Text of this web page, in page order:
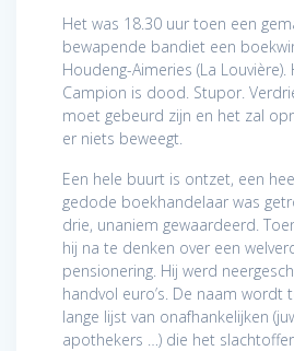
Het was 18.30 uur toen een
bewapende bandiet een
Houdeng-Aimeries (La
Campion is dood. Stupor.
moet gebeurd zijn en het zal
er niets beweegt.
Een hele buurt is ontzet, een
gedode boekhandelaar was
drie, unaniem gewaardeerd.
hij na te denken over een
pensionering. Hij werd
handvol euro’s. De naam wordt
lange lijst van onafhankelijken
apothekers …) die het